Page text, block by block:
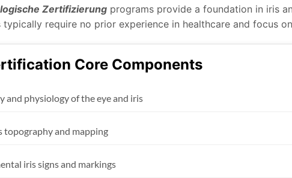
Zertifizierung programs provide a foundation in iris
typically require no prior experience in healthcare and focus
Core Components
and physiology of the eye and iris
topography and mapping
iris signs and markings